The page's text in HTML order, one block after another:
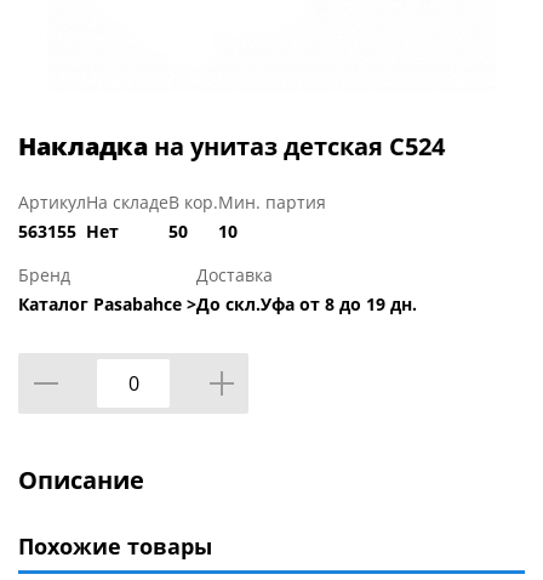
Накладка на унитаз детская C524
Артикул
563155
На складе
Нет
В кор.
50
Мин. партия
10
Бренд
Каталог Pasabahce >
Доставка
До скл.Уфа от 8 до 19 дн.
Описание
Похожие товары